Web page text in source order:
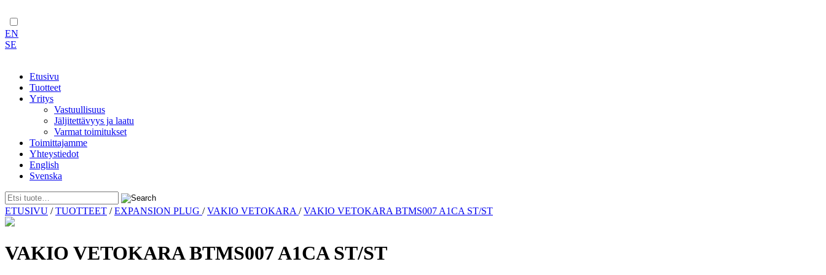
EN
SE
Etusivu
Tuotteet
Yritys
Vastuullisuus
Jäljitettävyys ja laatu
Varmat toimitukset
Toimittajamme
Yhteystiedot
English
Svenska
Skip
to
ETUSIVU /TUOTTEET /EXPANSION PLUG /VAKIO VETOKARA /VAKIO VETOKARA BTMS007 A1CA ST/ST
VAKIO VETOKARA BTMS007 A1CA ST/ST